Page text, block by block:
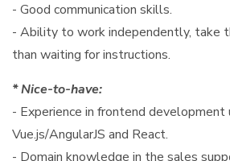
- Good communication skills.
- Ability to work independently, take
than waiting for instructions.
* Nice-to-have:
- Experience in frontend development
Vue.js/AngularJS and React.
- Domain knowledge in the sales